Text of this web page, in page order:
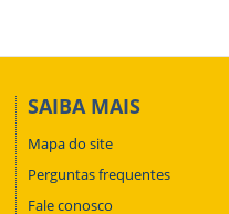
SAIBA MAIS
Mapa do site
Perguntas frequentes
Fale conosco